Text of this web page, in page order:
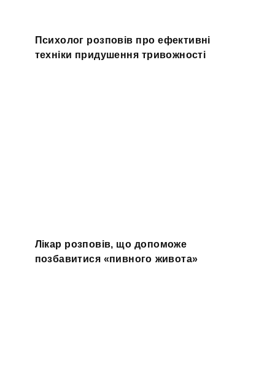
Психолог розповів про ефективні
техніки придушення тривожності
Лікар розповів, що допоможе
позбавитися «пивного живота»